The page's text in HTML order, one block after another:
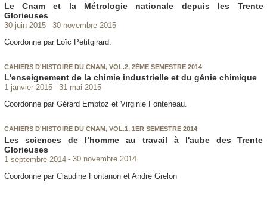
Le Cnam et la Métrologie nationale depuis les Trente
Glorieuses
30 juin 2015
30 novembre 2015
Coordonné par Loïc Petitgirard.
CAHIERS D'HISTOIRE DU CNAM, VOL.2, 2ÈME SEMESTRE 2014
L'enseignement de la chimie industrielle et du génie chimique
1 janvier 2015
31 mai 2015
Coordonné par Gérard Emptoz et Virginie Fonteneau.
CAHIERS D'HISTOIRE DU CNAM, VOL.1, 1ER SEMESTRE 2014
Les sciences de l’homme au travail à l'aube des Trente
Glorieuses
1 septembre 2014
30 novembre 2014
Coordonné par Claudine Fontanon et André Grelon